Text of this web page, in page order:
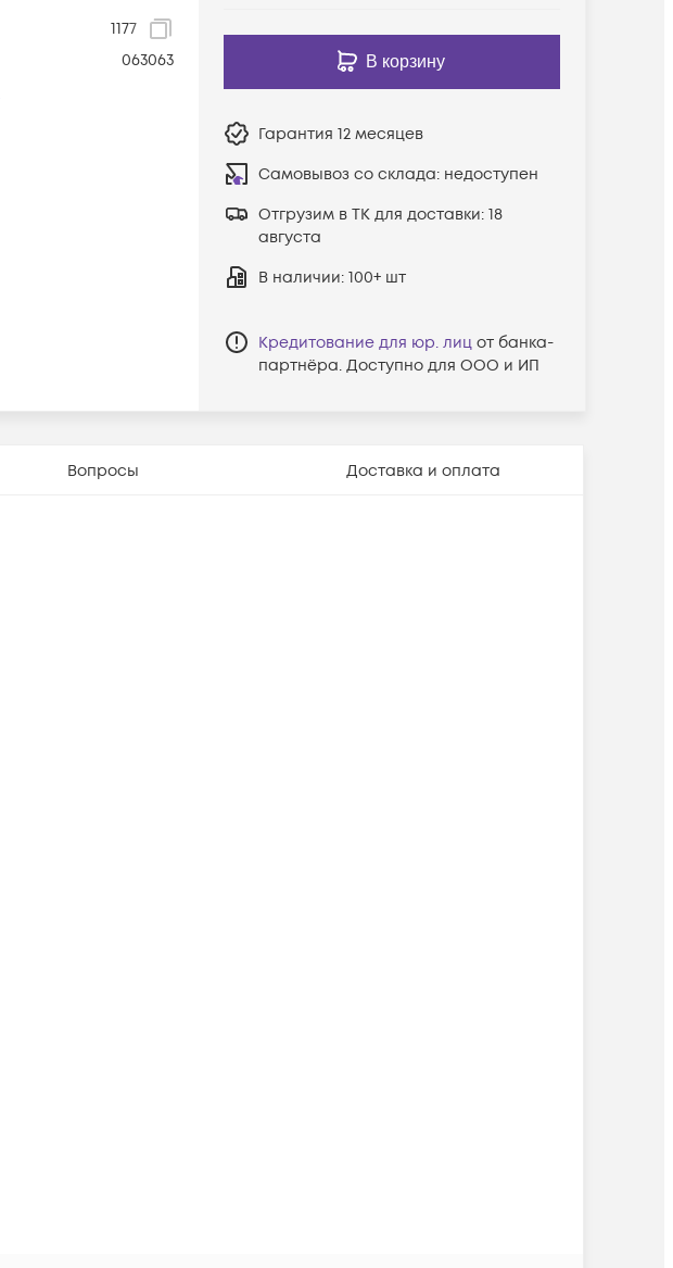
1177
063063
В корзину
Гарантия 12 месяцев
Самовывоз со склада: недоступен
Отгрузим в ТК для доставки: 18
августа
В наличии: 100+ шт
Кредитование для юр. лиц от банка-
партнёра. Доступно для ООО и ИП
Вопросы Доставка и оплата